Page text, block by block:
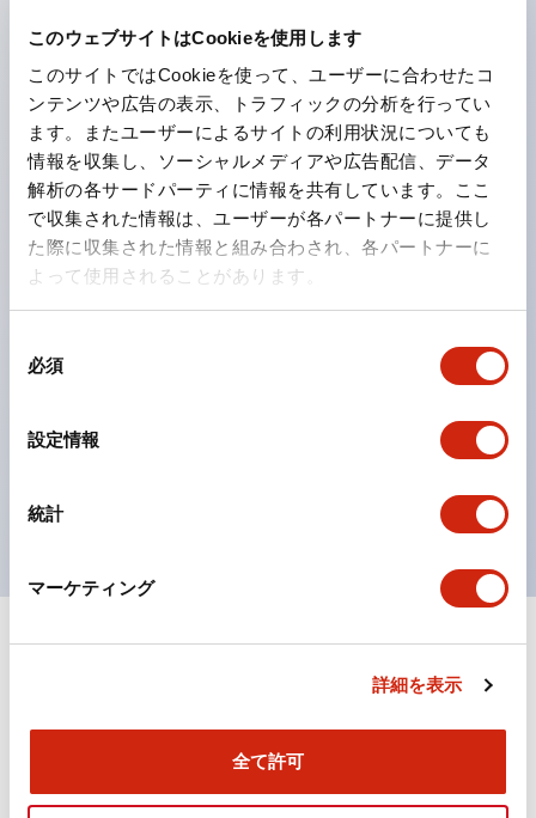
このウェブサイトはCookieを使用します
このサイトではCookieを使って、ユーザーに合わせたコ
ンテンツや広告の表示、トラフィックの分析を行ってい
ます。またユーザーによるサイトの利用状況についても
情報を収集し、ソーシャルメディアや広告配信、データ
解析の各サードパーティに情報を共有しています。ここ
で収集された情報は、ユーザーが各パートナーに提供し
た際に収集された情報と組み合わされ、各パートナーに
よって使用されることがあります。
必須
設定情報
統計
マーケティング
詳細を表示
全て許可
護構造：IP65。（ただし2点押ボタンスイッチは
IP40）
2つの独立した動作の押ボタンスイッチと表示灯の3つ
の機能を1つのスイッチで可能にした2点押ボタンスイッ
チも完備。
ワールドワイドなニーズに対応する各種電圧を完備。
1つで6色の役をこなすLED球（LSRD球）。これまで色
ごとに分かれていたLED球を、1色のLED球で各色を表
カラーユニバーサルデザインに対応。表示灯（角平形）
対応。
現がより明確・鮮明で、より多くの方が識別可能に。
CAD 規格・認証